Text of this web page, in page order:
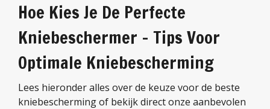
Hoe Kies Je De Perfecte
Kniebeschermer - Tips Voor
Optimale Kniebescherming
Lees hieronder alles over de keuze voor de beste
kniebescherming of bekijk direct onze aanbevolen